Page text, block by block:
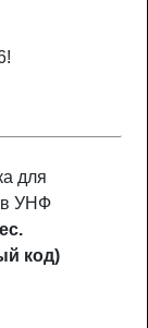
для
в УНФ
код)